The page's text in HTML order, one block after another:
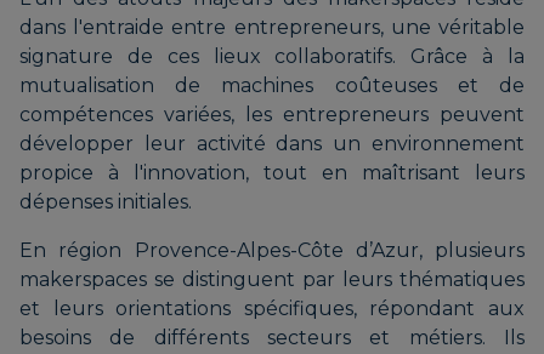
dans l'entraide entre entrepreneurs, une véritable
signature de ces lieux collaboratifs. Grâce à la
mutualisation de machines coûteuses et de
compétences variées, les entrepreneurs peuvent
développer leur activité dans un environnement
propice à l'innovation, tout en maîtrisant leurs
dépenses initiales.
En région Provence-Alpes-Côte d’Azur, plusieurs
makerspaces se distinguent par leurs thématiques
et leurs orientations spécifiques, répondant aux
besoins de différents secteurs et métiers. Ils